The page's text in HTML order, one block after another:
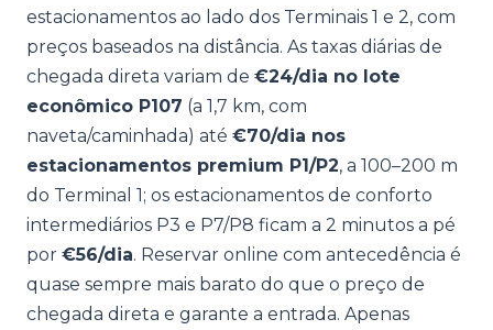
estacionamentos ao lado dos Terminais 1 e 2, com
preços baseados na distância. As taxas diárias de
chegada direta variam de €24/dia no lote
econômico P107 (a 1,7 km, com
naveta/caminhada) até €70/dia nos
estacionamentos premium P1/P2, a 100–200 m
do Terminal 1; os estacionamentos de conforto
intermediários P3 e P7/P8 ficam a 2 minutos a pé
por €56/dia. Reservar online com antecedência é
quase sempre mais barato do que o preço de
chegada direta e garante a entrada. Apenas